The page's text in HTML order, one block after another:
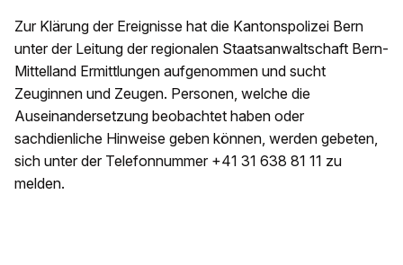
Zur Klärung der Ereignisse hat die Kantonspolizei Bern
unter der Leitung der regionalen Staatsanwaltschaft Bern-
Mittelland Ermittlungen aufgenommen und sucht
Zeuginnen und Zeugen. Personen, welche die
Auseinandersetzung beobachtet haben oder
sachdienliche Hinweise geben können, werden gebeten,
sich unter der Telefonnummer +41 31 638 81 11 zu
melden.